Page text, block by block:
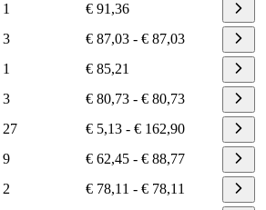
1
€ 91,36
3 € 87,03 - € 87,03
1
€ 85,21
3 € 80,73 - € 80,73
27 € 5,13 - € 162,90
9 € 62,45 - € 88,77
2 € 78,11 - € 78,11